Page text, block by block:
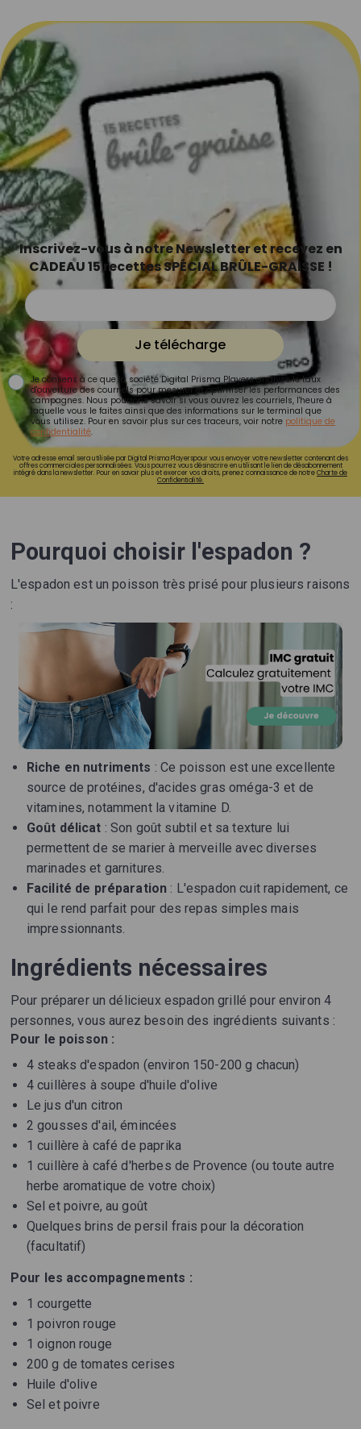
Inscrivez-vous à notre Newsletter et recevez en
CADEAU 15 recettes SPÉCIAL BRÛLE-GRAISSE !
Je télécharge
Je consens à ce que la société Digital Prisma Players analyse le taux
d'ouverture des courriels pour mesurer et optimiser les performances des
campagnes. Nous pourrons savoir si vous ouvrez les courriels, l'heure à
laquelle vous le faites ainsi que des informations sur le terminal que
vous utilisez. Pour en savoir plus sur ces traceurs, voir notre politique de
confidentialité.
Votre adresse email sera utilisée par Digital Prisma Playerspour vous envoyer votre newsletter contenant des
offres commerciales personnalisées. Vous pourrez vous désinscrire en utilisant le lien de désabonnement
intégré dans la newsletter. Pour en savoir plus et exercer vos droits, prenez connaissance de notreCharte de
Confidentialité.
Pourquoi choisir l'espadon ?
L'espadon est un poisson très prisé pour plusieurs raisons
:
Riche en nutriments : Ce poisson est une excellente
source de protéines, d'acides gras oméga-3 et de
vitamines, notamment la vitamine D.
Goût délicat : Son goût subtil et sa texture lui
permettent de se marier à merveille avec diverses
marinades et garnitures.
Facilité de préparation : L'espadon cuit rapidement, ce
qui le rend parfait pour des repas simples mais
impressionnants.
Ingrédients nécessaires
Pour préparer un délicieux espadon grillé pour environ 4
personnes, vous aurez besoin des ingrédients suivants :
Pour le poisson :
4 steaks d'espadon (environ 150-200 g chacun)
4 cuillères à soupe d'huile d'olive
Le jus d'un citron
2 gousses d'ail, émincées
1 cuillère à café de paprika
1 cuillère à café d'herbes de Provence (ou toute autre
herbe aromatique de votre choix)
Sel et poivre, au goût
Quelques brins de persil frais pour la décoration
(facultatif)
Pour les accompagnements :
1 courgette
1 poivron rouge
1 oignon rouge
200 g de tomates cerises
Huile d'olive
Sel et poivre